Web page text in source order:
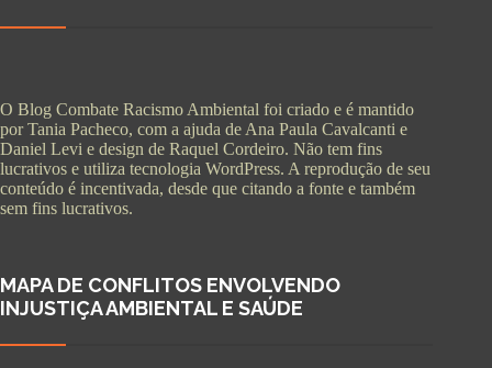
O Blog Combate Racismo Ambiental foi criado e é mantido
por Tania Pacheco, com a ajuda de Ana Paula Cavalcanti e
Daniel Levi e design de Raquel Cordeiro. Não tem fins
lucrativos e utiliza tecnologia WordPress. A reprodução de seu
conteúdo é incentivada, desde que citando a fonte e também
sem fins lucrativos.
MAPA DE CONFLITOS ENVOLVENDO
INJUSTIÇA AMBIENTAL E SAÚDE